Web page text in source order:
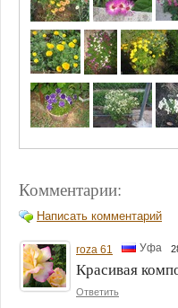
Комментарии:
Написать комментарий
roza 61 Уфа
Красивая
Ответить